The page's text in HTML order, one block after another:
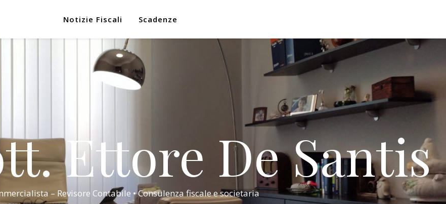
Notizie Fiscali Scadenze
Ettore De Santis
– Revisore Contabile • Consulenza fiscale e societaria